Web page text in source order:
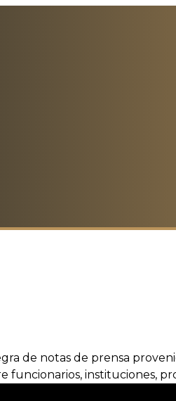
de notas de prensa
instituciones,